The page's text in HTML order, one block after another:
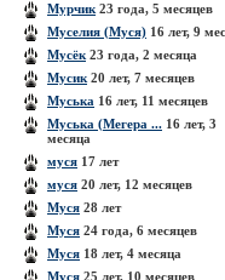
Мурчик 23 года, 5 месяцев
Муселия (Муся) 16 лет, 9
Мусёк 23 года, 2 месяца
Мусик 20 лет, 7 месяцев
Муська 16 лет, 11 месяцев
Муська (Мегера ... 16 лет, 3
месяца
муся 17 лет
муся 20 лет, 12 месяцев
Муся 28 лет
Муся 24 года, 6 месяцев
Муся 18 лет, 4 месяца
Муся 25 лет, 10 месяцев